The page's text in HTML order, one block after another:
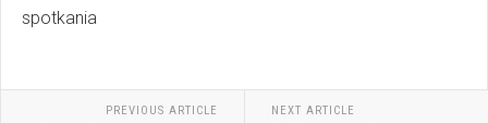
spotkania
PREVIOUS ARTICLE NEXT ARTICLE